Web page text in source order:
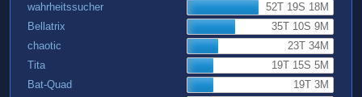
wahrheitssucher
52T 19S 18M
Bellatrix
35T 10S 9M
chaotic
23T 34M
Tita
19T 15S 5M
Bat-Quad
19T 3M